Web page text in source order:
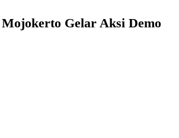
Gelar Aksi Demo